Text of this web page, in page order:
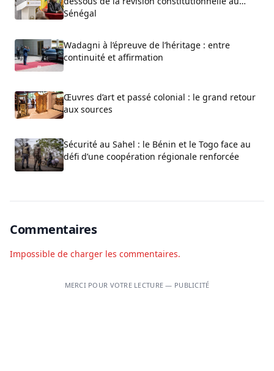
Sénégal
Wadagni à l’épreuve de l’héritage : entre
continuité et affirmation
Œuvres d’art et passé colonial : le grand retour
aux sources
Sécurité au Sahel : le Bénin et le Togo face au
défi d’une coopération régionale renforcée
Commentaires
Impossible de charger les commentaires.
MERCI POUR VOTRE LECTURE — PUBLICITÉ